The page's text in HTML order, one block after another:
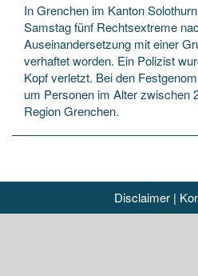
In Grenchen im Kanton
Samstag fünf Rechtsextreme
Auseinandersetzung mit einer
verhaftet worden. Ein Polizist
Kopf verletzt. Bei den
um Personen im Alter zwischen
Region Grenchen.
Disclaimer |